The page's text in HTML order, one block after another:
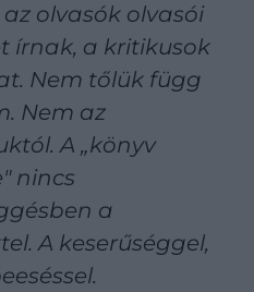
az olvasók olvasói
írnak, a kritikusok
Nem tőlük függ
Nem az
A „könyv
nincs
a
A keserűséggel,